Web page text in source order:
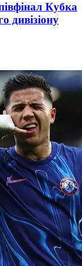
Кубка
дивізіону